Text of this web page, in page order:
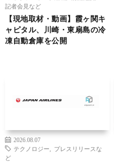
記者会見など
【現地取材・動画】霞ヶ関キ
ャピタル、川崎・東扇島の冷
凍自動倉庫を公開
2026.08.07
テクノロジー
プレスリリースな
ど